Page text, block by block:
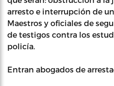
arresto e interrupción de
Maestros y oficiales de
de testigos contra los
policía.
Entran abogados de